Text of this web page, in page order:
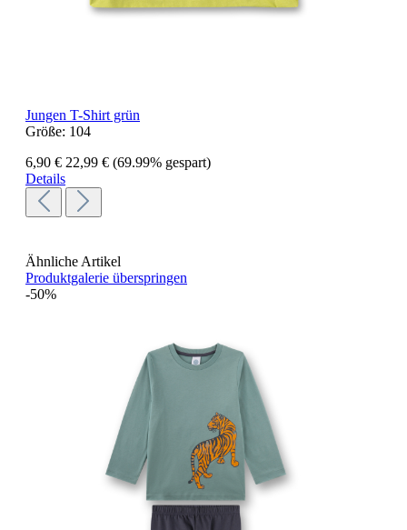
Jungen T-Shirt grün
Größe: 104
6,90 € 22,99 € (69.99% gespart)
Details
Ähnliche Artikel
Produktgalerie überspringen
-50%